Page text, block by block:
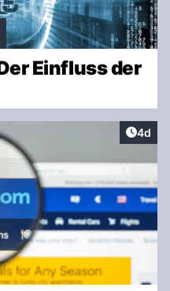
Einfluss der
4d